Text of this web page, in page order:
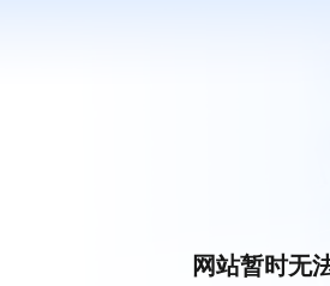
网站暂时无